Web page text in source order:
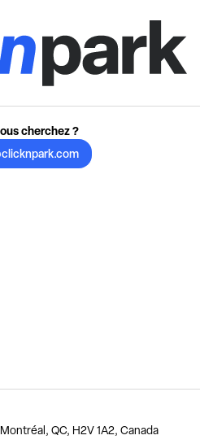
cherchez ?
QC, H2V 1A2, Canada